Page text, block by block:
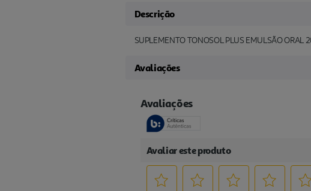
Descrição
SUPLEMENTO TONOSOL PLUS EMULSÃO ORAL
Avaliações